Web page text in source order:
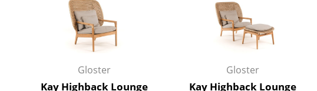
Vorhänge
... alle Accessoires
Gloster
Kay Highback Lounge
Gloster
Kay Highback Lounge